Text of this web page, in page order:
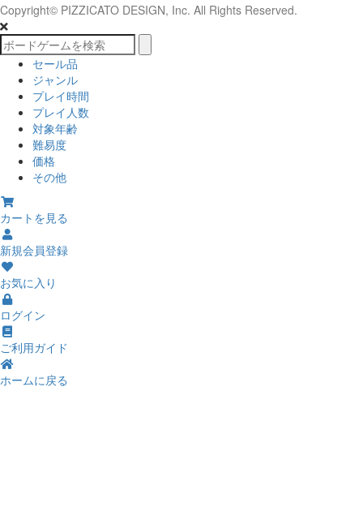
Copyright© PIZZICATO DESIGN, Inc. All Rights Reserved.
セール品
ジャンル
プレイ時間
プレイ人数
対象年齢
難易度
価格
その他
カートを見る
新規会員登録
お気に入り
ログイン
ご利用ガイド
ホームに戻る